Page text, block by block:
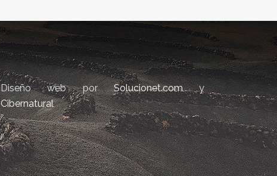
Diseño web porSolucionet.comy
Cibernatural